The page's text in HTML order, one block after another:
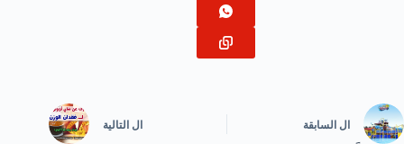
ال السابقة ال التالية